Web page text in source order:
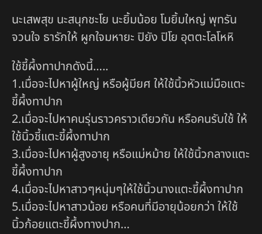
นะเสพสุข นะสนุกชะโย นะยิ้มน้อย โมยิ้มใหญ่ พุทรัน
จวนใจ ธารักให้ ผูกใจมหายะ ปิยัง ปิโย อุตตะโลโหหิ
ใช้ขี้ผึ้งทาปากดังนี้…..
1.เมื่อจะไปหาผู้ใหญ่ หรือผู้มียศ ให้ใช้นิ้วหัวแม่มือแตะ
ขี้ผึ้งทาปาก
2.เมื่อจะไปหาคนรุ่นราวคราวเดียวกัน หรือคนรับใช้ ให้
ใช้นิ้วชี้แตะขี้ผึ้งทาปาก
3.เมื่อจะไปหาผู้สูงอายุ หรือแม่หม้าย ให้ใช้นิ้วกลางแตะ
ขี้ผึ้งทาปาก
4.เมื่อจะไปหาสาวๆหนุ่มๆให้ใช้นิ้วนางแตะขี้ผึ้งทาปาก
5.เมื่อจะไปหาสาวน้อย หรือคนที่มีอายุน้อยกว่า ให้ใช้
นิ้วก้อยแตะขี้ผึ้งทางปาก…